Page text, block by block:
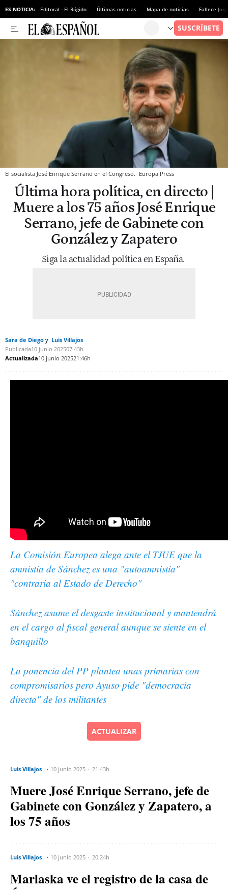
ES NOTICIA: Editoral - El Rúgido Últimas noticias Mapa de noticias Fallece
El socialista José Enrique Serrano en el Congreso. Europa Press
Última hora política, en directo |
Muere a los 75 años José Enrique
Serrano, jefe de Gabinete con
González y Zapatero
Siga la actualidad política en España.
Sara de Diego
Luis Villajos
Publicada10 junio 202507:43h
Actualizada10 junio 202521:46h
La Comisión Europea alega ante el TJUE que la
amnistía de Sánchez es una "autoamnistía"
"contraria al Estado de Derecho"
Sánchez asume el desgaste institucional y mantendrá
en el cargo al fiscal general aunque se siente en el
banquillo
La ponencia del PP plantea unas primarias con
compromisarios pero Ayuso pide "democracia
directa" de los militantes
ACTUALIZAR
Luis Villajos 10 junio 2025 21:43h
Muere José Enrique Serrano, jefe de
Gabinete con González y Zapatero, a
los 75 años
Luis Villajos 10 junio 2025 20:24h
Marlaska ve el registro de la casa de